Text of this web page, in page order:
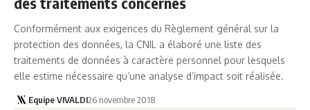
Conformément aux exigences du Règlement général sur la
protection des données, la CNIL a élaboré une liste des
traitements de données à caractère personnel pour lesquels
elle estime nécessaire qu’une analyse d’impact soit réalisée.
Equipe VIVALDI26 novembre 2018